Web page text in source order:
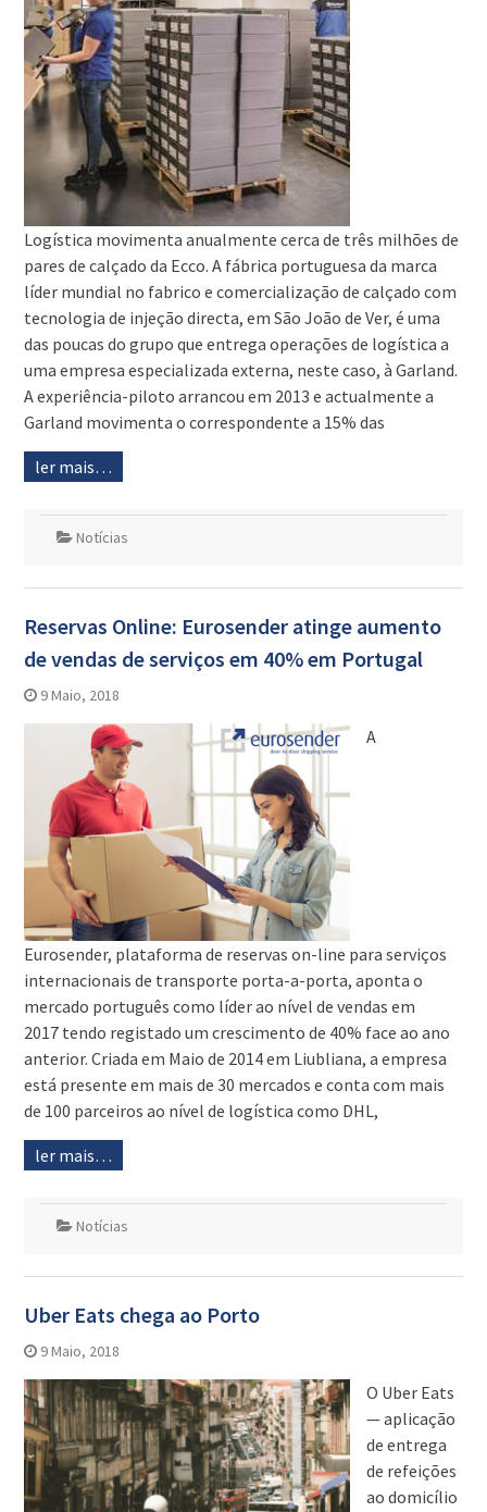
Logística movimenta anualmente cerca de três milhões de
pares de calçado da Ecco. A fábrica portuguesa da marca
líder mundial no fabrico e comercialização de calçado com
tecnologia de injeção directa, em São João de Ver, é uma
das poucas do grupo que entrega operações de logística a
uma empresa especializada externa, neste caso, à Garland.
A experiência-piloto arrancou em 2013 e actualmente a
Garland movimenta o correspondente a 15% das
ler mais…
Notícias
Reservas Online: Eurosender atinge aumento
de vendas de serviços em 40% em Portugal
9 Maio, 2018
A
Eurosender, plataforma de reservas on-line para serviços
internacionais de transporte porta-a-porta, aponta o
mercado português como líder ao nível de vendas em
2017 tendo registado um crescimento de 40% face ao ano
anterior. Criada em Maio de 2014 em Liubliana, a empresa
está presente em mais de 30 mercados e conta com mais
de 100 parceiros ao nível de logística como DHL,
ler mais…
Notícias
Uber Eats chega ao Porto
9 Maio, 2018
O Uber Eats
— aplicação
de entrega
de refeições
ao domicílio